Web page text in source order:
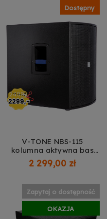
Dostępny
V-TONE NBS-115
kolumna aktywna bas
subwoofer 15"
2 299,00 zł
Zapytaj o dostępność
OKAZJA